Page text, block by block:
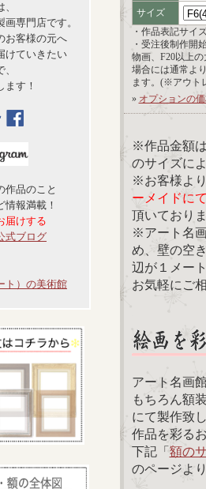
専門店です。
お客様の元へ
けていきたい
ます！
作品のこと
情報満載！
届けする
式ブログ
ト）の美術館
サイズ
・作品表記サイ
・受注後制作開
物画、F20以上
場合には通常よ
ます。(※アウト
» オプションの
※作品金額
のサイズに
※お客様よ
ーメイドに
頂いており
※アート名
め、壁の空
辺が１メー
お気軽にご
アート名画
もちろん額
にて製作致
作品を彩る
下記「額の
のページよ